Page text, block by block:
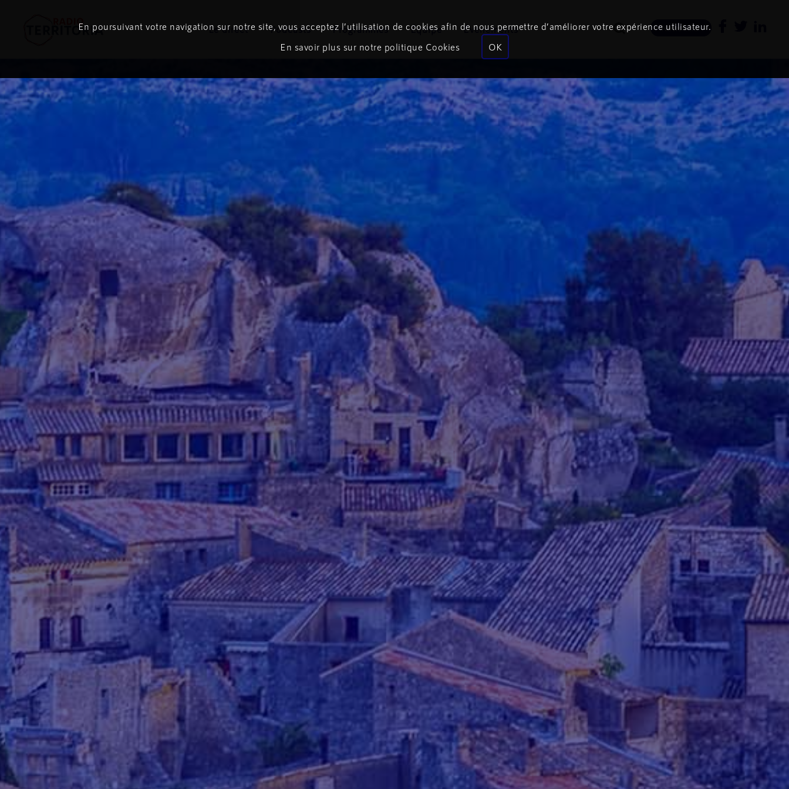
Newsletter
Le direct Podcasts Programmes Équipe Événements
En poursuivant votre navigation sur notre site, vous acceptez l’utilisation de cookies afin de nous permettre d’améliorer votre expérience utilisateur.
En savoir plus sur notre politique Cookies
OK